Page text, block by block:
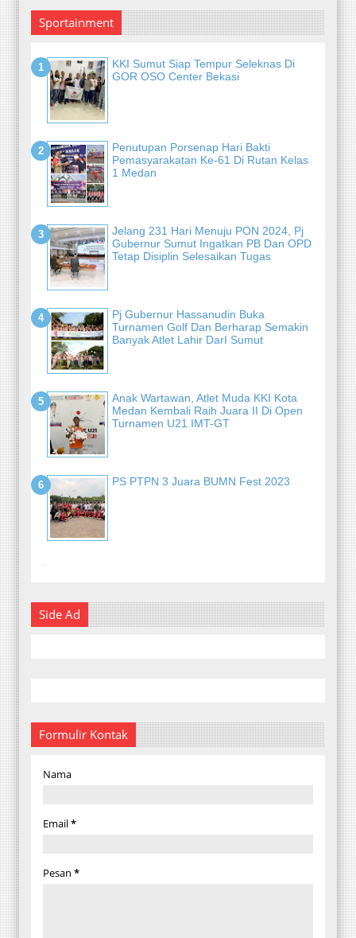
Sportainment
KKI Sumut Siap Tempur Seleknas Di
GOR OSO Center Bekasi
Penutupan Porsenap Hari Bakti
Pemasyarakatan Ke-61 Di Rutan Kelas
1 Medan
Jelang 231 Hari Menuju PON 2024, Pj
Gubernur Sumut Ingatkan PB Dan OPD
Tetap Disiplin Selesaikan Tugas
Pj Gubernur Hassanudin Buka
Turnamen Golf Dan Berharap Semakin
Banyak Atlet Lahir DarI Sumut
Anak Wartawan, Atlet Muda KKI Kota
Medan Kembali Raih Juara II Di Open
Turnamen U21 IMT-GT
PS PTPN 3 Juara BUMN Fest 2023
-
Side Ad
Formulir Kontak
Nama
Email*
Pesan *